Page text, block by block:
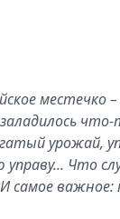
местечко
урожай,
управу... Что
самое